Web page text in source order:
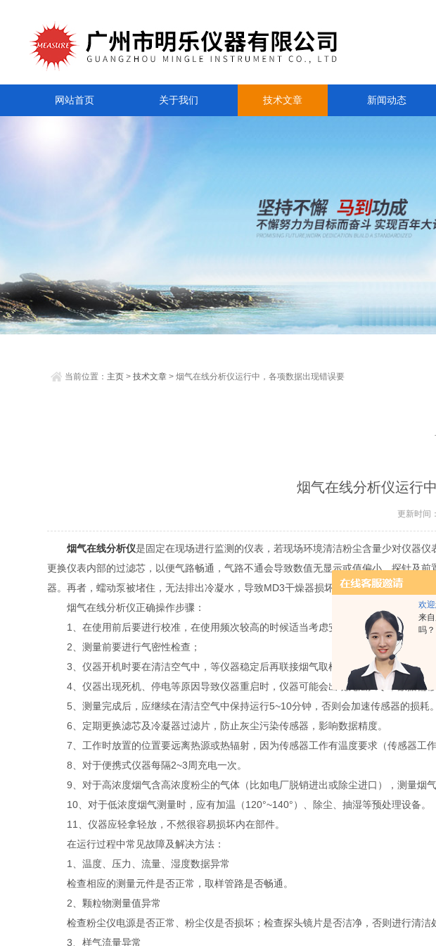
欢迎
来
吗？
网站首页 关于我们 技术文章 新闻动态
当前位置： 主页 >技术文章 > 烟气在线分析仪运行中，各项数据出现错误要
烟气在线分析仪运行
更新时间
烟气在线分析仪是固定在现场进行监测的仪表，若现场环境清洁粉尘含量少对仪器
更换仪表内部的过滤芯，以便气路畅通，气路不通会导致数值无显示或值偏小。探针及
器。再者，蠕动泵被堵住，无法排出冷凝水，导致MD3干燥器损坏。
烟气在线分析仪正确操作步骤：
1、在使用前后要进行校准，在使用频次较高的时候适当考虑安排期间核查。
2、测量前要进行气密性检查；
3、仪器开机时要在清洁空气中，等仪器稳定后再联接烟气取样枪；
4、仪器出现死机、停电等原因导致仪器重启时，仪器可能会出现无法归零，数据偏
5、测量完成后，应继续在清洁空气中保持运行5~10分钟，否则会加速传感器的损耗。
6、定期更换滤芯及冷凝器过滤片，防止灰尘污染传感器，影响数据精度。
7、工作时放置的位置要远离热源或热辐射，因为传感器工作有温度要求（传感器工
8、对于便携式仪器每隔2~3周充电一次。
9、对于高浓度烟气含高浓度粉尘的气体（比如电厂脱销进出或除尘进口），测量烟气
10、对于低浓度烟气测量时，应有加温（120°~140°）、除尘、抽湿等预处理设备。
11、仪器应轻拿轻放，不然很容易损坏内在部件。
在运行过程中常见故障及解决方法：
1、温度、压力、流量、湿度数据异常
检查相应的测量元件是否正常，取样管路是否畅通。
2、颗粒物测量值异常
检查粉尘仪电源是否正常、粉尘仪是否损坏；检查探头镜片是否洁净，否则进行清洁
3、样气流量异常